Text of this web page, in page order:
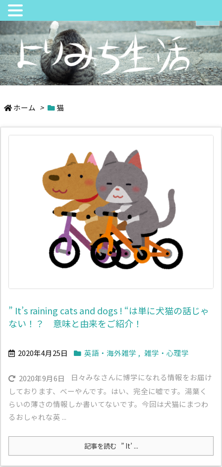
日々の中でちょっとよりみち
メニュ
サイド
次へ
ホーム > 猫
” It’s raining cats and dogs ! “は単に犬猫の話じゃ
ない！？ 意味と由来をご紹介！
2020年4月25日 英語・海外雑学 , 雑学・心理学
2020年9月6日
日々みなさんに博学になれる情報をお届け
しております、べーやんです。はい、完全に嘘です。湯葉く
らいの薄さの情報しか書いてないです。今回は犬猫にまつわ
るおしゃれな英 ...
記事を読む ” It’ ...